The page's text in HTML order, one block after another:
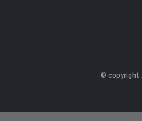
© copyright